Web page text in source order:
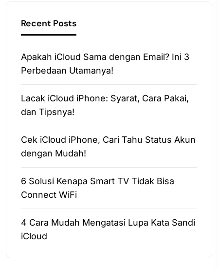
Recent Posts
Apakah iCloud Sama dengan Email? Ini 3
Perbedaan Utamanya!
Lacak iCloud iPhone: Syarat, Cara Pakai,
dan Tipsnya!
Cek iCloud iPhone, Cari Tahu Status Akun
dengan Mudah!
6 Solusi Kenapa Smart TV Tidak Bisa
Connect WiFi
4 Cara Mudah Mengatasi Lupa Kata Sandi
iCloud